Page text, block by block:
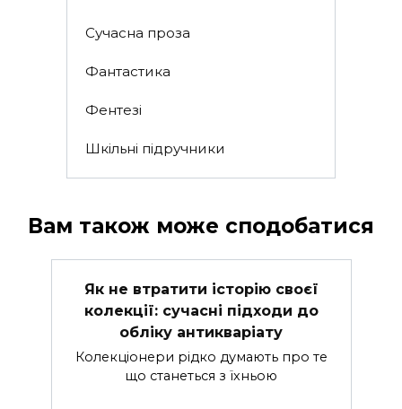
Сучасна проза
Фантастика
Фентезі
Шкільні підручники
Вам також може сподобатися
Як не втратити історію своєї
колекції: сучасні підходи до
обліку антикваріату
Колекціонери рідко думають про те
що станеться з їхньою